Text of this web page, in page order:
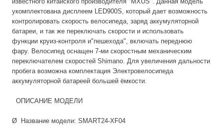
укомплектована дисплеем LED900S, который дает возможность
контролировать скорость велосипеда, заряд аккумуляторной
батареи, и так же переключать скорости и использовать
функции круиз-контроля и"пешехода", включать переднюю
фару. Велосипед оснащен 7-ми скоростным механическим
переключателем скоростей Shimano. Для увеличения дальности
пробега возможна комплектация Электровелосипеда
аккумуляторной батареей большей ёмкости.
ОПИСАНИЕ МОДЕЛИ
Ø Название модели: SMART24-XF04